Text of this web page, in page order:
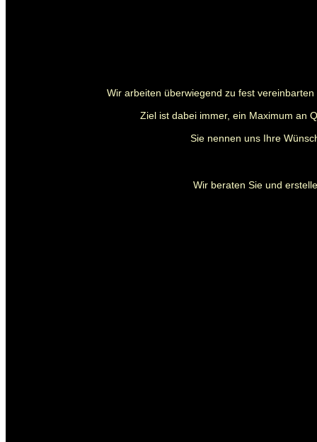
Wir arbeiten überwiegend zu fest
Ziel ist dabei immer, ein Maximum an
Sie nennen uns Ihre
Wir beraten Sie und